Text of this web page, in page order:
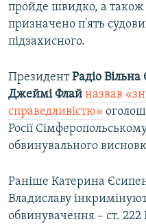
пройде швидко, а також
призначено п'ять
підзахисного.
ПрезидентРадіо
Джеймі Флай назвав
справедливістю»
Росії
обвинувального
Раніше Катерина
Владиславу
обвинувачення – ст. 222